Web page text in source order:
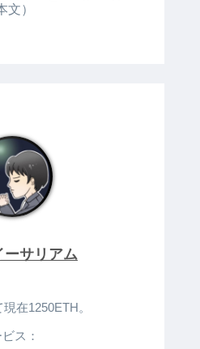
文）
ーサリアム
在1250ETH。
ス：